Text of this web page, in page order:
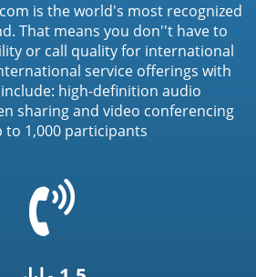
is the world's most recognized
That means you don''t have to
or call quality for international
service offerings with
high-definition audio
sharing and video conferencing
to 1,000 participants.